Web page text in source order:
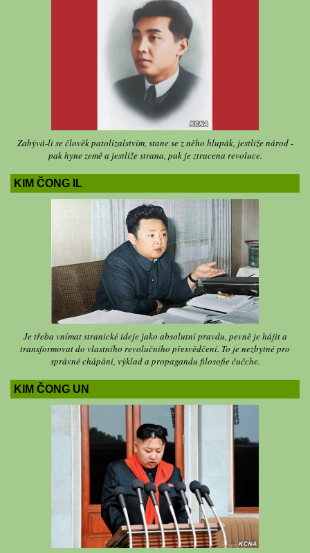
Zabývá-li se člověk patolízalstvím, stane se z něho hlupák, jestliže národ -
pak hyne země a jestliže strana, pak je ztracena revoluce.
KIM ČONG IL
Je třeba vnímat stranické ideje jako absolutní pravdu, pevně je hájit a
transformovat do vlastního revolučního přesvědčení. To je nezbytné pro
správné chápání, výklad a propagandu filosofie čučche.
KIM ČONG UN